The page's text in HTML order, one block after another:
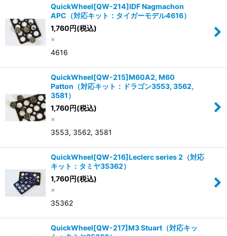
QuickWheel[QW-214]IDF Nagmachon
APC（対応キット：タイガーモデル4616）
1,760円(税込)
×
4616
QuickWheel[QW-215]M60A2, M60
Patton（対応キット：ドラゴン3553, 3562,
3581）
1,760円(税込)
×
3553, 3562, 3581
QuickWheel[QW-216]Leclerc series 2（対応
キット：タミヤ35362）
1,760円(税込)
×
35362
QuickWheel[QW-217]M3 Stuart（対応キッ